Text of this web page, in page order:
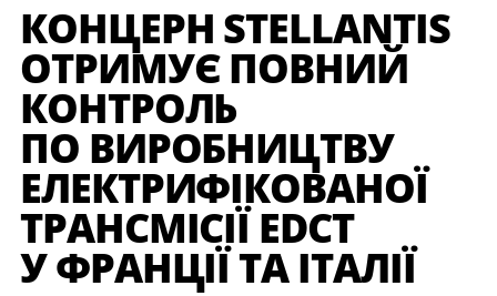
КОНЦЕРН STELLANTIS
ОТРИМУЄ ПОВНИЙ
КОНТРОЛЬ
ПО ВИРОБНИЦТВУ
ЕЛЕКТРИФІКОВАНОЇ
ТРАНСМІСІЇ EDCT
У ФРАНЦІЇ ТА ІТАЛІЇ